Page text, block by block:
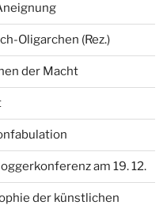
Oligarchen (Rez.)
der Macht
am 19. 12.
der künstlichen